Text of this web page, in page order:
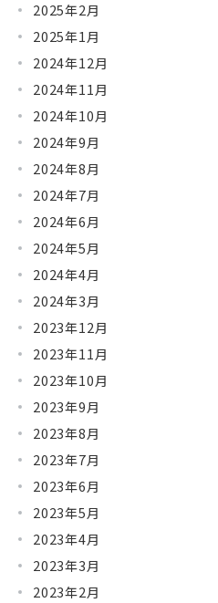
2025年2月
2025年1月
2024年12月
2024年11月
2024年10月
2024年9月
2024年8月
2024年7月
2024年6月
2024年5月
2024年4月
2024年3月
2023年12月
2023年11月
2023年10月
2023年9月
2023年8月
2023年7月
2023年6月
2023年5月
2023年4月
2023年3月
2023年2月